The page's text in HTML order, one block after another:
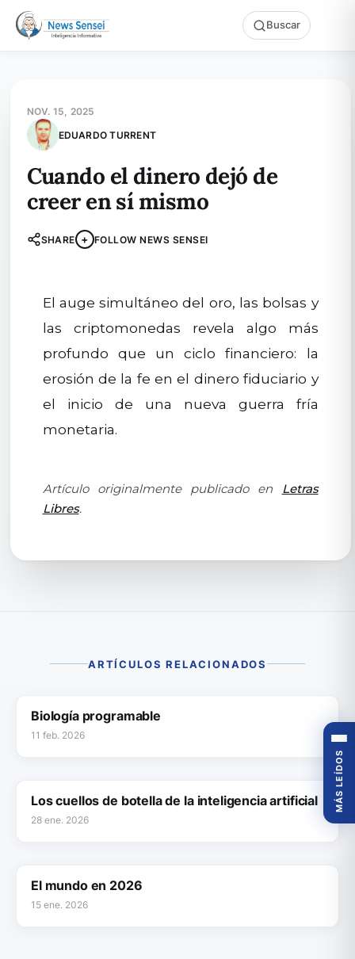
Buscar
NOV. 15, 2025
EDUARDO TURRENT
Cuando el dinero dejó de
creer en sí mismo
SHARE + FOLLOW NEWS SENSEI
El auge simultáneo del oro, las bolsas y
las criptomonedas revela algo más
profundo que un ciclo financiero: la
erosión de la fe en el dinero fiduciario y
el inicio de una nueva guerra fría
monetaria.
Artículo originalmente publicado en Letras
Libres.
ARTÍCULOS RELACIONADOS
Biología programable
11 feb. 2026
Los cuellos de botella de la inteligencia artificial
28 ene. 2026
El mundo en 2026
15 ene. 2026
MÁS LEÍDOS